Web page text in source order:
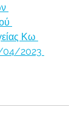
Κω
04/2023